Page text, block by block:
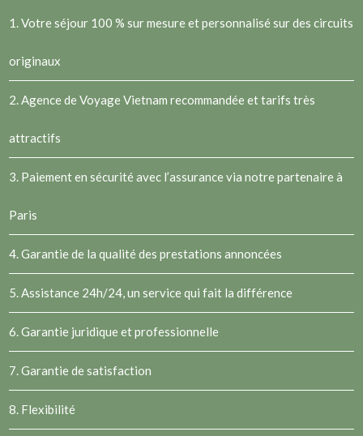
1. Votre séjour 100 % sur mesure et personnalisé sur des circuits
originaux
2.Agence de Voyage Vietnam recommandée et tarifs très
attractifs
3. Paiement en sécurité avec l’assurance via notre partenaire à
Paris
4. Garantie de la qualité des prestations annoncées
5. Assistance 24h/24, un service qui fait la différence
6. Garantie juridique et professionnelle
7. Garantie de satisfaction
8. Flexibilité